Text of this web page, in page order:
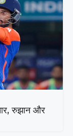
रुझान और